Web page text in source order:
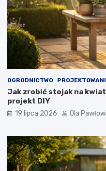
OGRODNICTWO
Jak zrobić stojak na
projekt DIY
19 lipca 2026 Ola